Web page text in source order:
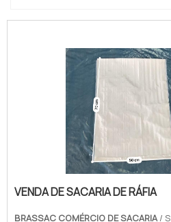
VENDA DE SACARIA DE RÁFIA
BRASSAC COMÉRCIO DE SACARIA/